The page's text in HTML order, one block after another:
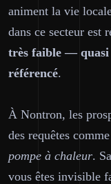
animent la vie
dans ce secteur est
très faible — quasi
référencé.
À Nontron, les
des requêtes comme
pompe à chaleur.
vous êtes invisible